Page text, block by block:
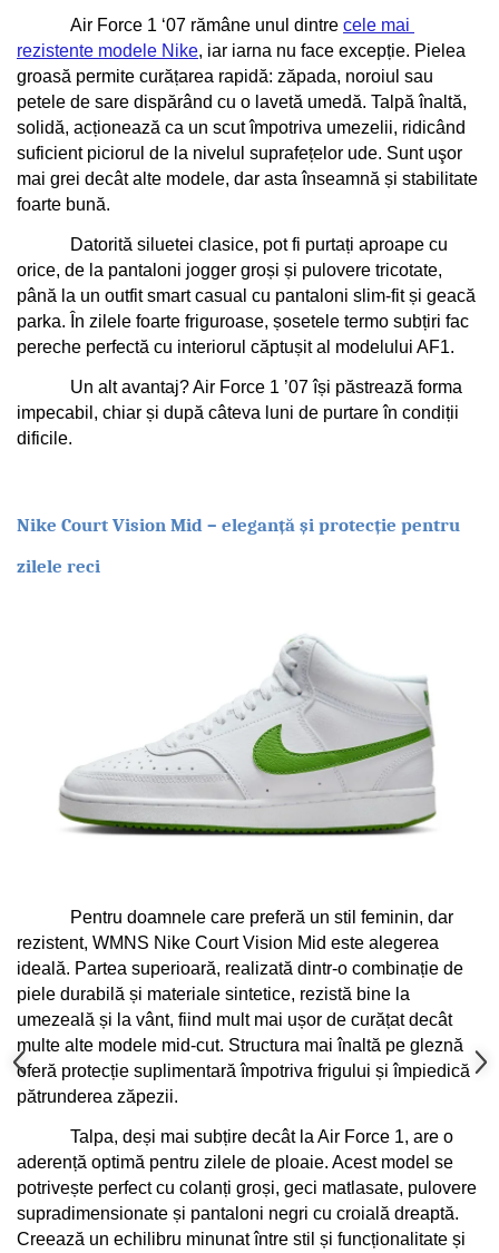
Air Force 1 ‘07 rămâne unul dintre cele mai
rezistente modele Nike, iar iarna nu face excepție. Pielea
groasă permite curățarea rapidă: zăpada, noroiul sau
petele de sare dispărând cu o lavetă umedă. Talpă înaltă,
solidă, acționează ca un scut împotriva umezelii, ridicând
suficient piciorul de la nivelul suprafețelor ude. Sunt uşor
mai grei decât alte modele, dar asta înseamnă și stabilitate
foarte bună.
Datorită siluetei clasice, pot fi purtați aproape cu
orice, de la pantaloni jogger groși și pulovere tricotate,
până la un outfit smart casual cu pantaloni slim-fit și geacă
parka. În zilele foarte friguroase, șosetele termo subțiri fac
pereche perfectă cu interiorul căptușit al modelului AF1.
Un alt avantaj? Air Force 1 ’07 își păstrează forma
impecabil, chiar și după câteva luni de purtare în condiții
dificile.
Nike Court Vision Mid – eleganță și protecție pentru
zilele reci
Pentru doamnele care preferă un stil feminin, dar
rezistent, WMNS Nike Court Vision Mid este alegerea
ideală. Partea superioară, realizată dintr-o combinație de
piele durabilă și materiale sintetice, rezistă bine la
umezeală și la vânt, fiind mult mai ușor de curățat decât
multe alte modele mid-cut. Structura mai înaltă pe gleznă
oferă protecție suplimentară împotriva frigului și împiedică
pătrunderea zăpezii.
Talpa, deși mai subțire decât la Air Force 1, are o
aderență optimă pentru zilele de ploaie. Acest model se
potrivește perfect cu colanți groși, geci matlasate, pulovere
supradimensionate și pantaloni negri cu croială dreaptă.
Creează un echilibru minunat între stil și funcționalitate și